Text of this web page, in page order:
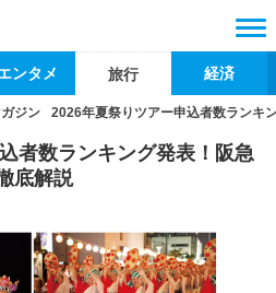
ンタメ 旅行 経済
ジン 2026年夏祭りツアー申込者数ランキ
者数ランキング発表！阪急
底解説